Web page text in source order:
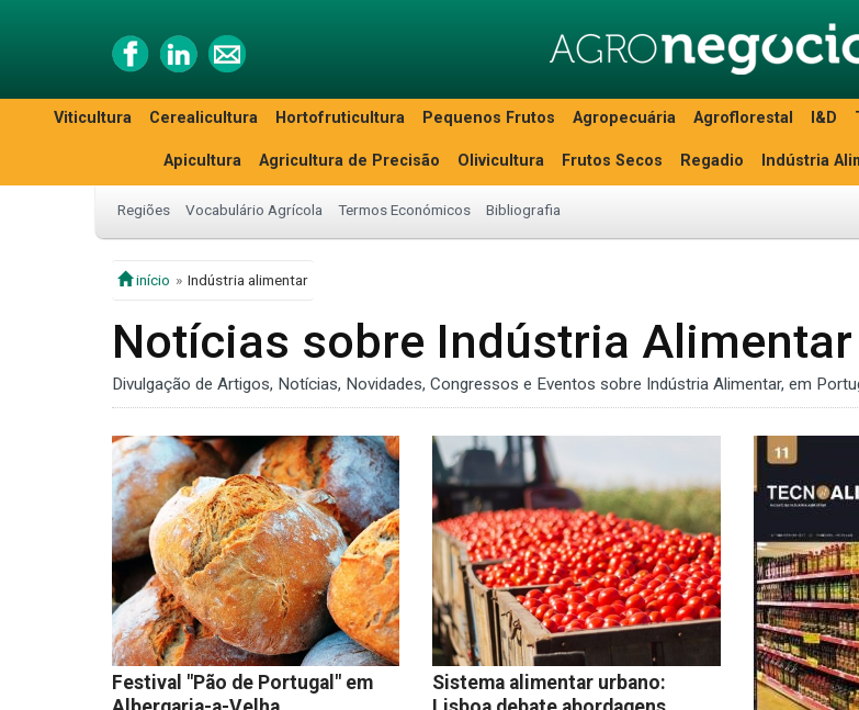
Viticultura Cerealicultura Hortofruticultura Pequenos Frutos Agropecuária Agroflorestal I&D
Apicultura Agricultura de Precisão Olivicultura Frutos Secos Regadio Indústria
Regiões Vocabulário Agrícola Termos Económicos Bibliografia
início Indústria alimentar
Notícias sobre Indústria Alimentar
Divulgação de Artigos, Notícias, Novidades, Congressos e Eventos sobre Indústria Alimentar, em
Festival "Pão de Portugal" em
Sistema alimentar urbano: